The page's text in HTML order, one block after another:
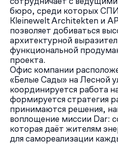
бюро, среди которых
Kleinewelt Architekten и
позволяет добиваться
архитектурной
функциональной
проекта.
Офис компании
«Белые Сады» на Лесной
координируется работа
формируется стратегия
принимаются решения,
воплощение миссии Dar:
которая даёт жителям
для самореализации